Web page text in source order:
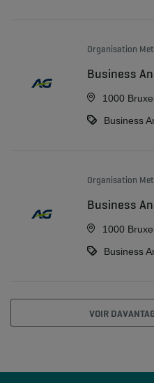
Organisation
Business
1000
Business
Organisation
Business
1000
Business
VOIR